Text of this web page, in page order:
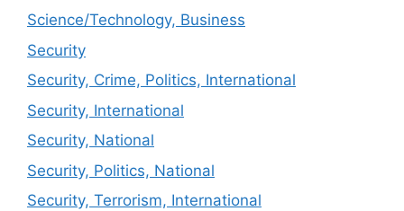
Science/Technology, Business
Security
Security, Crime, Politics, International
Security, International
Security, National
Security, Politics, National
Security, Terrorism, International